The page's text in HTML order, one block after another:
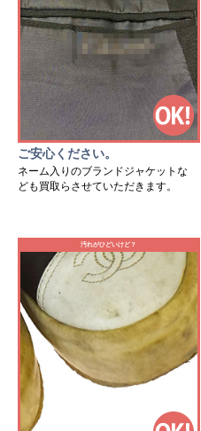
ご安心ください。
ネーム入りのブランドジャケットな
ども買取らさせていただきます。
汚れがひどいけど？